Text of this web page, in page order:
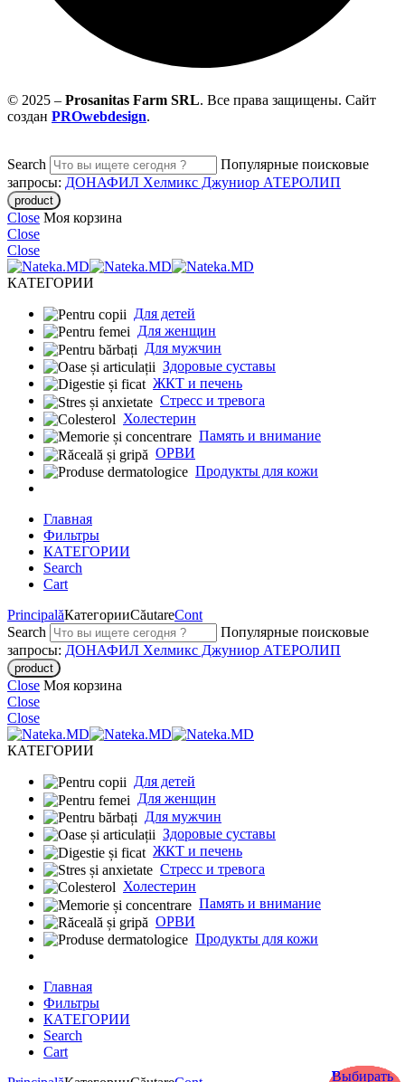
Выбирать
Выбирать
Выбирать
Выбирать
Выбирать
Выбирать
Выбирать
Выбирать
© 2025 – Prosanitas Farm SRL. Все права защищены. Сайт
создан PROwebdesign.
Search
Популярные поисковые
запросы: ДОНАФИЛ Хелмикс Джуниор АТЕРОЛИП
Close Моя корзина
Close
Close
КАТЕГОРИИ
Для детей
Для женщин
Для мужчин
Здоровые суставы
ЖКТ и печень
Cтресс и тревога
Холестерин
Память и внимание
ОРВИ
Продукты для кожи
Главная
Фильтры
КАТЕГОРИИ
Search
Cart
PrincipalăКатегорииCăutareCont
Search
Популярные поисковые
запросы: ДОНАФИЛ Хелмикс Джуниор АТЕРОЛИП
Close Моя корзина
Close
Close
КАТЕГОРИИ
Для детей
Для женщин
Для мужчин
Здоровые суставы
ЖКТ и печень
Cтресс и тревога
Холестерин
Память и внимание
ОРВИ
Продукты для кожи
Главная
Фильтры
КАТЕГОРИИ
Search
Cart